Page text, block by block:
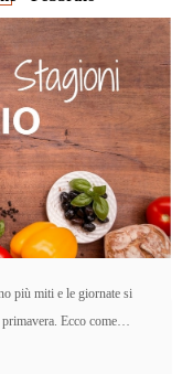
più miti e le giornate si
primavera. Ecco come…